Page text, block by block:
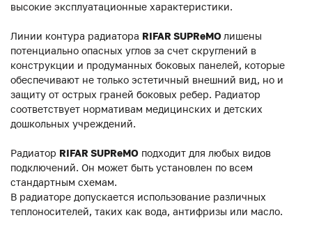
высокие эксплуатационные характеристики.
Линии контура радиатора RIFAR SUPReMO лишены
потенциально опасных углов за счет скруглений в
конструкции и продуманных боковых панелей, которые
обеспечивают не только эстетичный внешний вид, но и
защиту от острых граней боковых ребер. Радиатор
соответствует нормативам медицинских и детских
дошкольных учреждений.
Радиатор RIFAR SUPReMO подходит для любых видов
подключений. Он может быть установлен по всем
стандартным схемам.
В радиаторе допускается использование различных
теплоносителей, таких как вода, антифризы или масло.